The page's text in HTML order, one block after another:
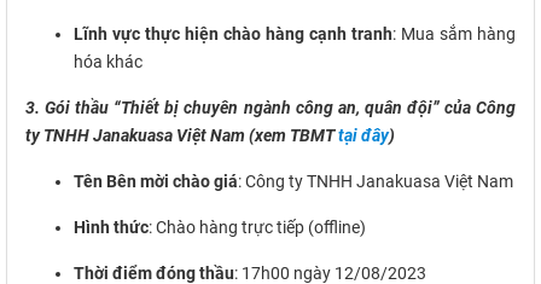
Lĩnh vực thực hiện chào hàng cạnh tranh: Mua sắm hàng
hóa khác
3. Gói thầu “Thiết bị chuyên ngành công an, quân đội” của Công
ty TNHH Janakuasa Việt Nam (xem TBMTtại đây)
Tên Bên mời chào giá: Công ty TNHH Janakuasa Việt Nam
Hình thức: Chào hàng trực tiếp (offline)
Thời điểm đóng thầu: 17h00 ngày 12/08/2023